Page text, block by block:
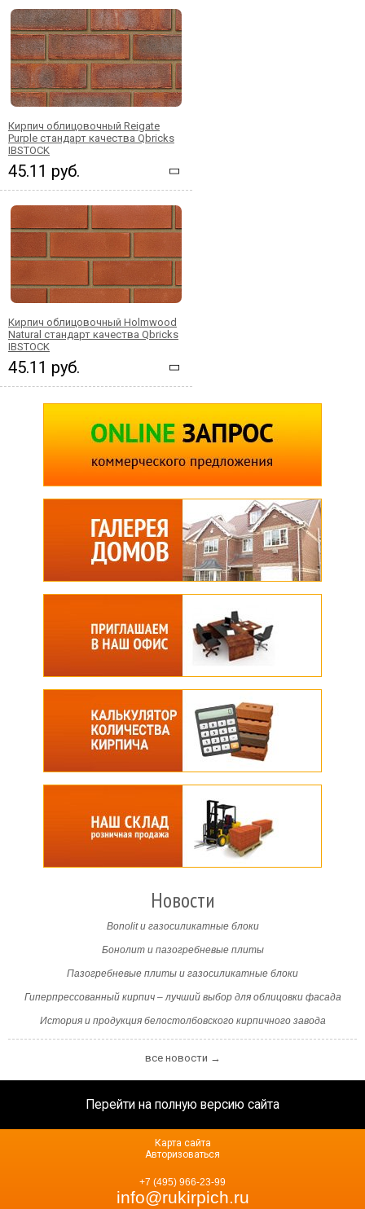
Кирпич облицовочный Reigate
Purple стандарт качества Qbricks
IBSTOCK
45.11 руб.
Кирпич облицовочный Holmwood
Natural стандарт качества Qbricks
IBSTOCK
45.11 руб.
Новости
Bonolit и газосиликатные блоки
Бонолит и пазогребневые плиты
Пазогребневые плиты и газосиликатные блоки
Гиперпрессованный кирпич – лучший выбор для облицовки фасада
История и продукция белостолбовского кирпичного завода
все новости →
Перейти на полную версию сайта
+7 (495) 966-23-99
info@rukirpich.ru
Карта сайта
Авторизоваться